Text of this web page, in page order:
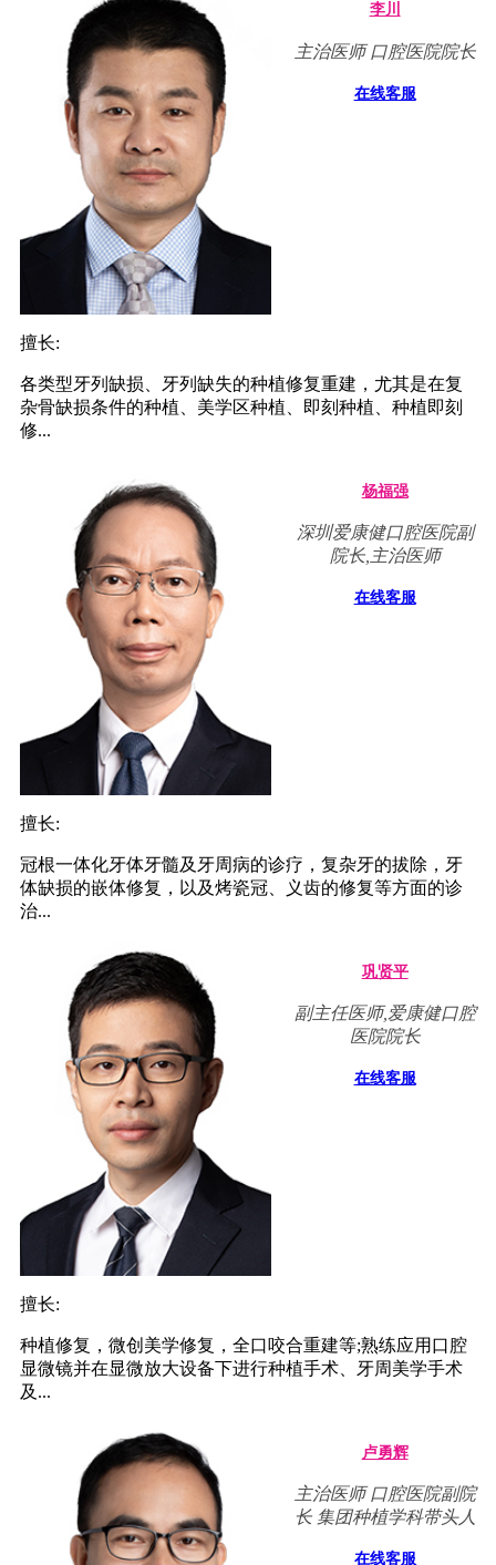
李川
主治医师 口腔医院院长
在线客服
擅长:
各类型牙列缺损、牙列缺失的种植修复重建，尤其是在复
杂骨缺损条件的种植、美学区种植、即刻种植、种植即刻
修...
杨福强
深圳爱康健口腔医院副
院长,主治医师
在线客服
擅长:
冠根一体化牙体牙髓及牙周病的诊疗，复杂牙的拔除，牙
体缺损的嵌体修复，以及烤瓷冠、义齿的修复等方面的诊
治...
巩贤平
副主任医师,爱康健口腔
医院院长
在线客服
擅长:
种植修复，微创美学修复，全口咬合重建等;熟练应用口腔
显微镜并在显微放大设备下进行种植手术、牙周美学手术
及...
卢勇辉
主治医师 口腔医院副院
长 集团种植学科带头人
在线客服